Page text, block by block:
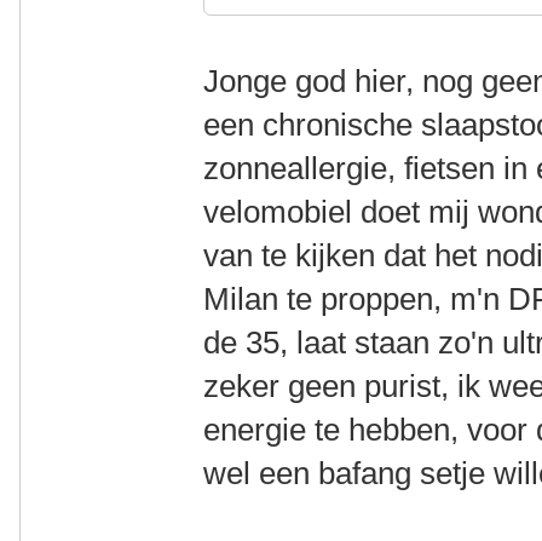
Jonge god hier, nog
een chronische
zonneallergie, fietsen in
velomobiel doet mij
van te kijken dat het
Milan te proppen, m'n
de 35, laat staan zo'n
zeker geen purist, ik
energie te hebben,
wel een bafang setje